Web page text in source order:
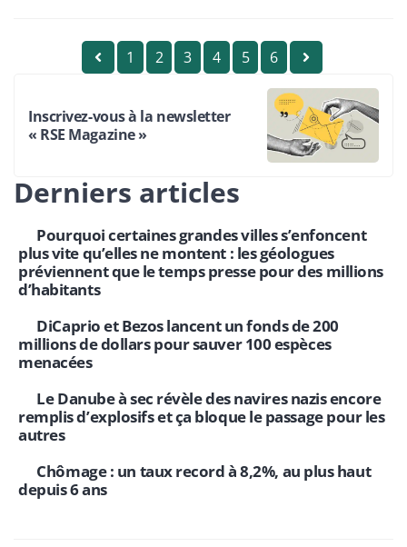
1 2 3 4 5 6
Inscrivez-vous à la newsletter
« RSE Magazine »
Derniers articles
Pourquoi certaines grandes villes s’enfoncent
plus vite qu’elles ne montent : les géologues
préviennent que le temps presse pour des millions
d’habitants
DiCaprio et Bezos lancent un fonds de 200
millions de dollars pour sauver 100 espèces
menacées
Le Danube à sec révèle des navires nazis encore
remplis d’explosifs et ça bloque le passage pour les
autres
Chômage : un taux record à 8,2%, au plus haut
depuis 6 ans